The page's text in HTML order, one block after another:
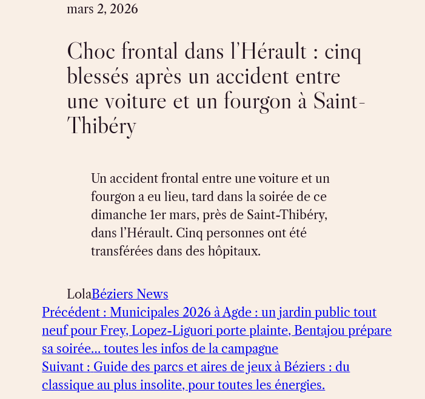
mars 2, 2026
Choc frontal dans l’Hérault : cinq
blessés après un accident entre
une voiture et un fourgon à Saint-
Thibéry
Un accident frontal entre une voiture et un
fourgon a eu lieu, tard dans la soirée de ce
dimanche 1er mars, près de Saint-Thibéry,
dans l’Hérault. Cinq personnes ont été
transférées dans des hôpitaux.
LolaBéziers News
Précédent : Municipales 2026 à Agde : un jardin public tout
neuf pour Frey, Lopez-Liguori porte plainte, Bentajou prépare
sa soirée… toutes les infos de la campagne
Suivant : Guide des parcs et aires de jeux à Béziers : du
classique au plus insolite, pour toutes les énergies.